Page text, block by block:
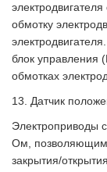
обмотку
блок управления
обмотках
13. Датчик
Электроприводы
Ом, позволяющим
закрытия/